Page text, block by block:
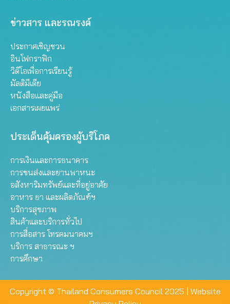
ข่าวสาร และรณรงค์
ประกาศเชิญชวน
อินโฟกราฟิก
วิดีโอเพื่อการเรียนรู้
มัลติมีเดีย
หนังสือและคู่มือ
เอกสารเผยแพร่
ประเด็นคุ้มครองผู้บริโภค
การเงินและการธนาคาร
การขนส่งและยานพาหนะ
อสังหาริมทรัพย์และที่อยู่อาศัย
อาหาร ยา และผลิตภัณฑ์ฯ
บริการสุขภาพ
สินค้าและบริการทั่วไป
การสื่อสาร โทรคมนาคมฯ
บริการ สาธารณะ ฯ
การศึกษา
Copyright © Thailand Consumers Council 2025 | Website